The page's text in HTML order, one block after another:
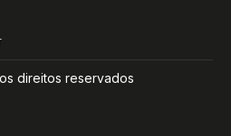
direitos reservados